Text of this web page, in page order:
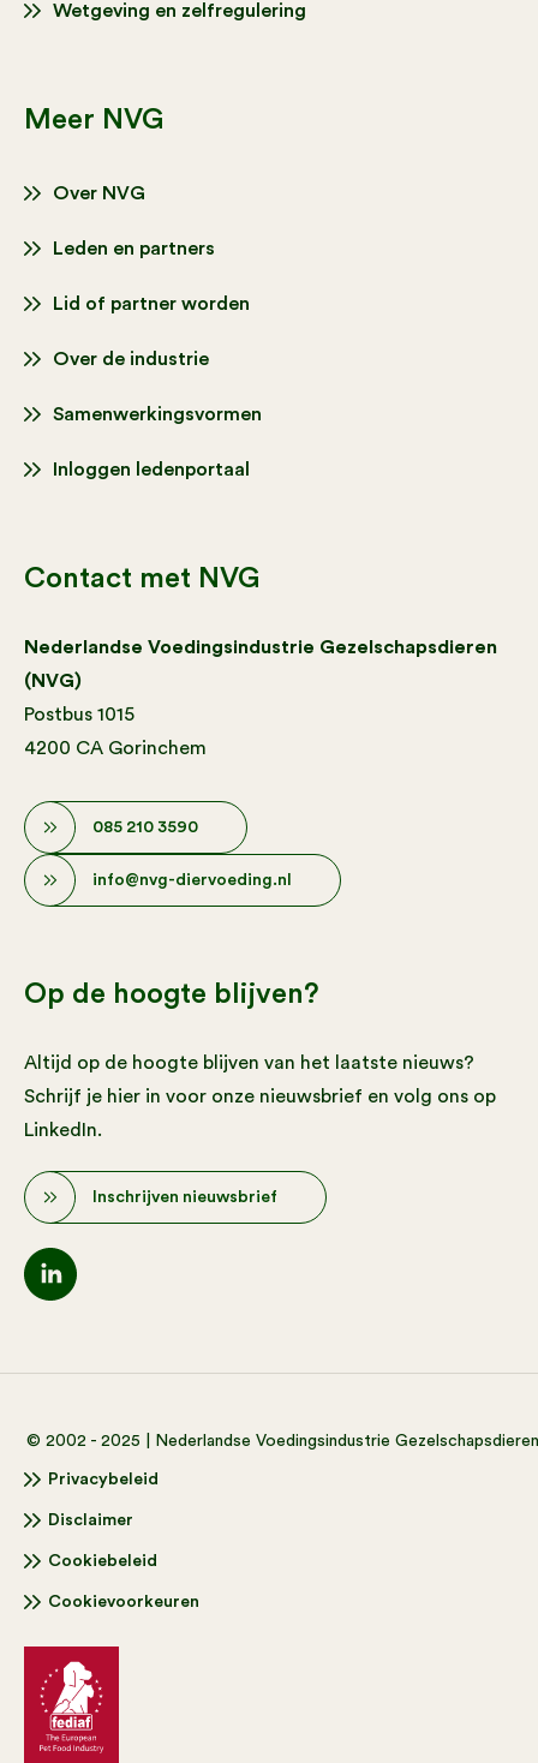
Wetgeving en zelfregulering
Meer NVG
Over NVG
Leden en partners
Lid of partner worden
Over de industrie
Samenwerkingsvormen
Inloggen ledenportaal
Contact met NVG
Nederlandse Voedingsindustrie Gezelschapsdieren
(NVG)
Postbus 1015
4200 CA Gorinchem
085 210 3590
info@nvg-diervoeding.nl
Op de hoogte blijven?
Altijd op de hoogte blijven van het laatste nieuws?
Schrijf je hier in voor onze nieuwsbrief en volg ons op
LinkedIn.
Inschrijven nieuwsbrief
© 2002 - 2025 | Nederlandse Voedingsindustrie
Privacybeleid
Disclaimer
Cookiebeleid
Cookievoorkeuren